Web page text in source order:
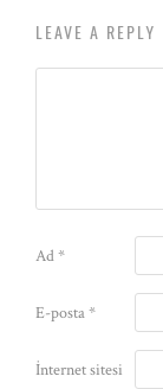
LEAVE A REPLY
Ad*
E-posta*
İnternet sitesi